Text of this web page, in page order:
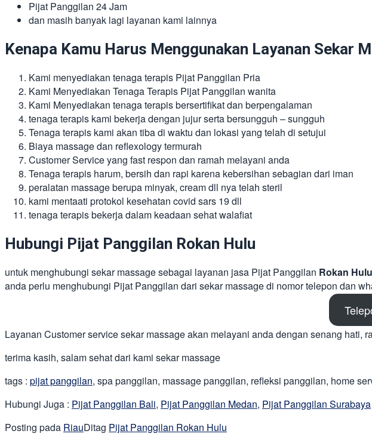
Pijat Panggilan 24 Jam
dan masih banyak lagi layanan kami lainnya
Kenapa Kamu Harus Menggunakan Layanan Sekar
Kami menyediakan tenaga terapis Pijat Panggilan Pria
Kami Menyediakan Tenaga Terapis Pijat Panggilan wanita
Kami Menyediakan tenaga terapis bersertifikat dan berpengalaman
tenaga terapis kami bekerja dengan jujur serta bersungguh – sungguh
Tenaga terapis kami akan tiba di waktu dan lokasi yang telah di setujui
Biaya massage dan reflexology termurah
Customer Service yang fast respon dan ramah melayani anda
Tenaga terapis harum, bersih dan rapi karena kebersihan sebagian dari iman
peralatan massage berupa minyak, cream dll nya telah steril
kami mentaati protokol kesehatan covid sars 19 dll
tenaga terapis bekerja dalam keadaan sehat walafiat
Hubungi Pijat Panggilan Rokan Hulu
untuk menghubungi sekar massage sebagai layanan jasa Pijat Panggilan Rokan Hulu
anda perlu menghubungi Pijat Panggilan dari sekar massage di nomor telepon dan
Layanan Customer service sekar massage akan melayani anda dengan senang hati,
terima kasih, salam sehat dari kami sekar massage
tags : pijat panggilan, spa panggilan, massage panggilan, refleksi panggilan, home
Hubungi Juga : Pijat Panggilan Bali, Pijat Panggilan Medan, Pijat Panggilan Surabaya
Posting pada RiauDitag Pijat Panggilan Rokan Hulu